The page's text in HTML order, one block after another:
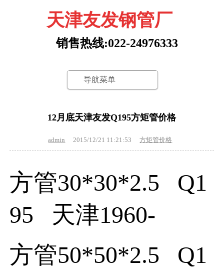
天津友发钢管厂
销售热线:022-24976333
导航菜单
12月底天津友发Q195方矩管价格
admin 2015/12/21 11:21:53 方矩管价格
方管30*30*2.5 Q1
95 天津1960-
方管50*50*2.5 Q1